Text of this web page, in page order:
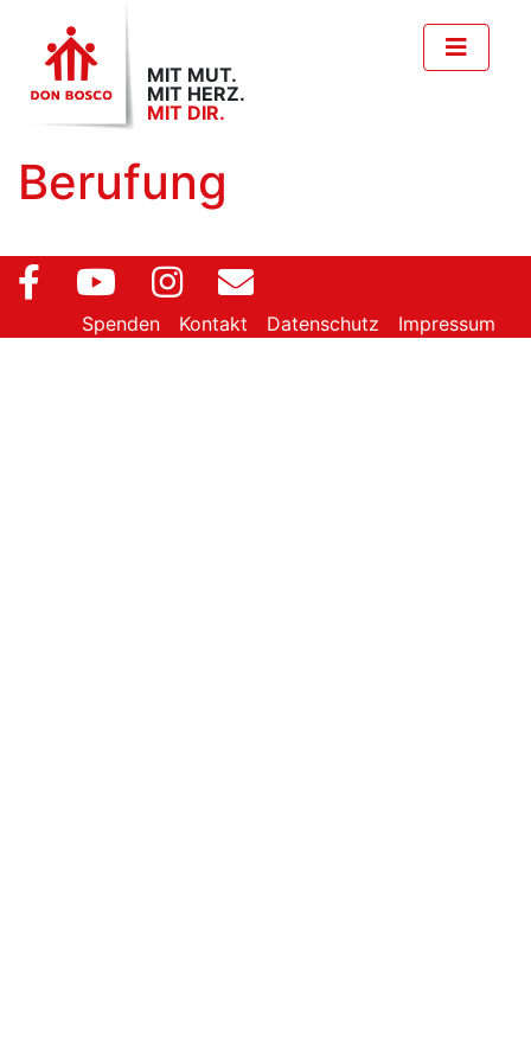
MIT MUT.
MIT HERZ.
MIT DIR.
Berufung
Spenden Kontakt Datenschutz Impressum